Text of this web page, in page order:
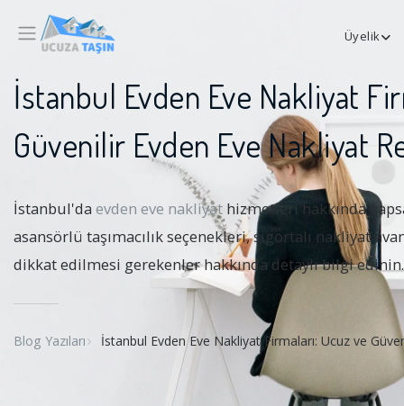
Üyelik
İstanbul Evden Eve Nakliyat
Güvenilir Evden Eve Nakliyat
İstanbul'da evden eve nakliyat hizmetleri hakkında
asansörlü taşımacılık seçenekleri, sigortalı nakliyat
dikkat edilmesi gerekenler hakkında detaylı bilgi edinin.
Blog Yazıları İstanbul Evden Eve Nakliyat Firmaları: Ucuz ve